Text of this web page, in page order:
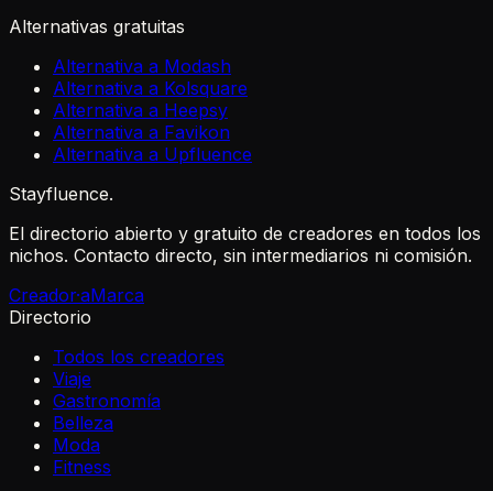
Alternativas gratuitas
Alternativa a Modash
Alternativa a Kolsquare
Alternativa a Heepsy
Alternativa a Favikon
Alternativa a Upfluence
Stayfluence.
El directorio abierto y gratuito de creadores en todos los
nichos. Contacto directo, sin intermediarios ni comisión.
Creador·aMarca
Directorio
Todos los creadores
Viaje
Gastronomía
Belleza
Moda
Fitness